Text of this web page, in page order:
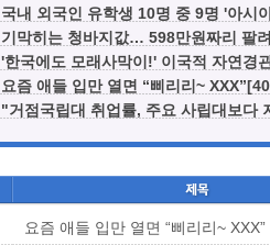
국내 외국인 유학생 10명 중 9명 '아시
기막히는 청바지값… 598만원짜리 팔
'한국에도 모래사막이!' 이국적 자연경
요즘 애들 입만 열면 “삐리리~
"거점국립대 취업률, 주요 사립대보다
요즘 애들 입만 열면 “삐리리~ XXX”